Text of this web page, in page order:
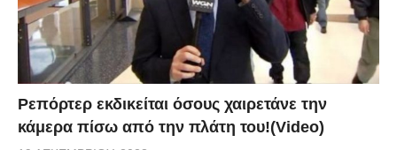
Ρεπόρτερ εκδικείται όσους χαιρετάνε την
κάμερα πίσω από την πλάτη του!(Video)